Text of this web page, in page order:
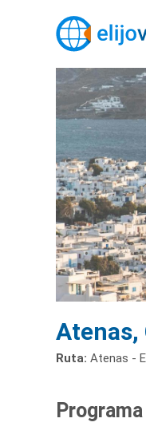
Atenas,
Ruta: Atenas -